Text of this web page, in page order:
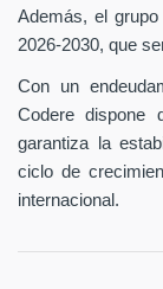
Además, el
2026-2030, que
Con un
Codere dispone
garantiza la
ciclo de
internacional.